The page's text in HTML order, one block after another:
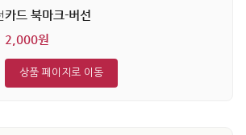
카드 북마크-버선
2,000원
상품 페이지로 이동